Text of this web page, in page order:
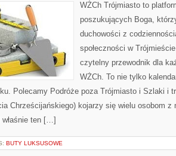
WŻCh Trójmiasto to
poszukujących Boga,
duchowości z
społeczności w
czytelny przewodnik dla
WŻCh. To nie tylko
Polecamy Podróże poza Trójmiasto i Szlaki i
Chrześcijańskiego) kojarzy się wielu osobom z
ten […]
BUTY LUKSUSOWE